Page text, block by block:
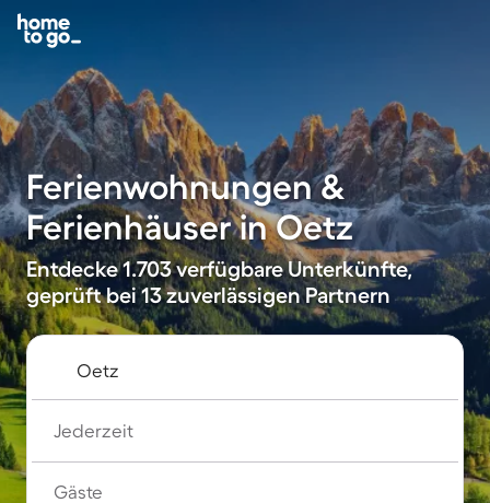
Ferienwohnungen &
Ferienhäuser in Oetz
Entdecke 1.703 verfügbare Unterkünfte,
geprüft bei 13 zuverlässigen Partnern
Jederzeit
Gäste